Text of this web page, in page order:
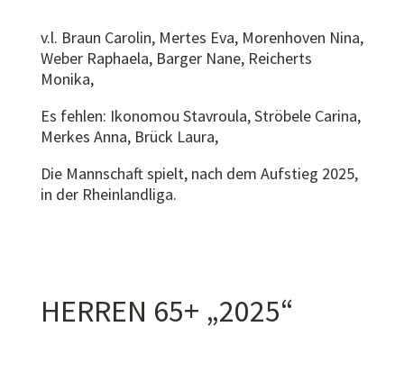
v.l. Braun Carolin, Mertes Eva, Morenhoven Nina,
Weber Raphaela, Barger Nane, Reicherts
Monika,
Es fehlen: Ikonomou Stavroula, Ströbele Carina,
Merkes Anna, Brück Laura,
Die Mannschaft spielt, nach dem Aufstieg 2025,
in der Rheinlandliga.
HERREN 65+ „2025“